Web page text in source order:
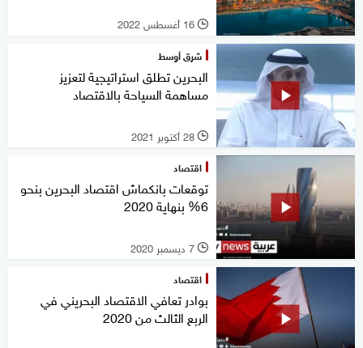
l 16 أغسطس 2022
شرق أوسط
البحرين تطلق استراتيجية لتعزيز
مساهمة السياحة بالاقتصاد
l 28 أكتوبر 2021
اقتصاد
توقعات بانكماش اقتصاد البحرين بنحو
6% بنهاية 2020
l 7 ديسمبر 2020
اقتصاد
بوادر تعافي الاقتصاد البحريني في
الربع الثالث من 2020